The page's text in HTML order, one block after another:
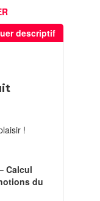
descriptif
!
Calcul
du